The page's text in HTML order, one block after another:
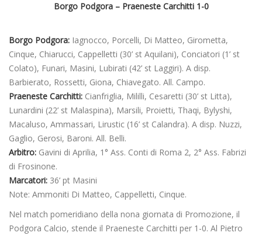
Borgo Podgora – Praeneste Carchitti 1-0
Borgo Podgora: Iagnocco, Porcelli, Di Matteo, Girometta,
Cinque, Chiarucci, Cappelletti (30’ st Aquilani), Conciatori (1’ st
Colato), Funari, Masini, Lubirati (42’ st Laggiri). A disp.
Barbierato, Rossetti, Giona, Chiavegato. All. Campo.
Praeneste Carchitti: Cianfriglia, Mililli, Cesaretti (30’ st Litta),
Lunardini (22’ st Malaspina), Marsili, Proietti, Thaqi, Bylyshi,
Macaluso, Ammassari, Lirustic (16’ st Calandra). A disp. Nuzzi,
Gaglio, Gerosi, Baroni. All. Belli.
Arbitro: Gavini di Aprilia, 1° Ass. Conti di Roma 2, 2° Ass. Fabrizi
di Frosinone.
Marcatori: 36’ pt Masini
Note: Ammoniti Di Matteo, Cappelletti, Cinque.
Nel match pomeridiano della nona giornata di Promozione, il
Podgora Calcio, stende il Praeneste Carchitti per 1-0. Al Pietro